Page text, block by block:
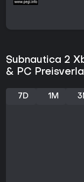
Erlebnis bildet die
gemeinsam Basen
sind für spätere
nahtlos ein, ohne
enthält keine
Exploration and
Die Biome reichen
Subnautica 2
& PC
7D 1M